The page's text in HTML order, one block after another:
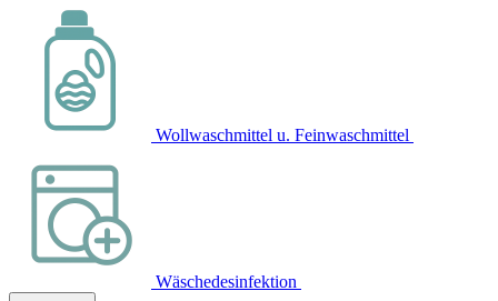
Wollwaschmittel u. Feinwaschmittel
Wäschedesinfektion